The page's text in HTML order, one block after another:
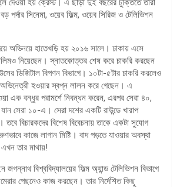
দেওয়া হয় ক্রেস্ট। এ ছাড়া দুই বছরের চুক্তিতে তারা
পর্দার সিনেমা, ওয়েব ফিল্ম, ওয়েব সিরিজ ও টেলিভিশন
অভিনয়ে হাতেখড়ি হয় ২০১৬ সালে। ঢাকায় এসে
নিয়েছেন। স্নাতকোত্তর শেষ করে চাকরি করছেন
ডিজিটাল বিপণন বিভাগে। ১০টা-৫টার চাকরি করলেও
হওয়ার স্বপ্ন লালন করে গেছেন। এ
এক বন্ধুর পরামর্শে নিবন্ধন করেন, এরপর সেরা ৪০,
সেরা ১০-এ। সেরা দশের একটি রাউন্ডে খারাপ
তবে বিচারকদের বিশেষ বিবেচনায় তাকে একটা সুযোগ
কাজে লাগান মিষ্টি। বাদ পড়তে যাওয়ার অবস্থা
তার মাথায়!
জগন্নাথ বিশ্ববিদ্যালয়ের ফিল্ম অ্যান্ড টেলিভিশন বিভাগে
পেছনেও কাজ করছেন। তার নির্দেশিত কিছু